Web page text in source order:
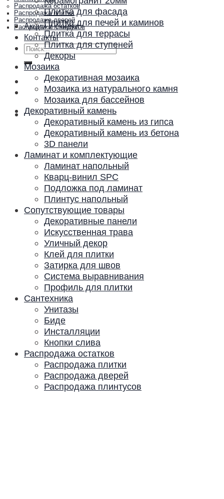
Распродажа остатков
Распродажа плитки
Распродажа дверей
Распродажа плинтусов
Акции и скидки
Контакты
Искать:
Плитка для фасада
Плитка для печей и каминов
Плитка для террасы
Плитка для ступеней
Декоры
Мозаика
Декоративная мозаика
Мозаика из натурального камня
Мозаика для бассейнов
Декоративный камень
Декоративный камень из гипса
Декоративный камень из бетона
3D панели
Ламинат и комплектующие
Ламинат напольный
Кварц-винил SPC
Подложка под ламинат
Плинтус напольный
Сопутствующие товары
Декоративные панели
Искусственная трава
Уличный декор
Клей для плитки
Затирка для швов
Система выравнивания
Профиль для плитки
Сантехника
Унитазы
Биде
Инсталляции
Кнопки слива
Распродажа остатков
Распродажа плитки
Распродажа дверей
Распродажа плинтусов